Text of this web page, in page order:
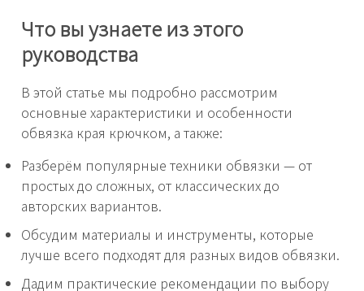
Что вы узнаете из этого
руководства
В этой статье мы подробно рассмотрим
основные характеристики и особенности
обвязка края крючком, а также:
Разберём популярные техники обвязки — от
простых до сложных, от классических до
авторских вариантов.
Обсудим материалы и инструменты, которые
лучше всего подходят для разных видов обвязки.
Дадим практические рекомендации по выбору